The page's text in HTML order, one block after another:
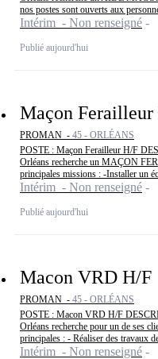
nos postes sont ouverts aux
Intérim - Non renseigné
Publié aujourd'hui
Maçon Ferailleur
PROMAN - 45 - ORLÉANS
POSTE : Maçon Ferailleur H/F
Orléans recherche un MAÇON
principales missions : -Installer un
Intérim - Non renseigné
Publié aujourd'hui
Macon VRD H/F
PROMAN - 45 - ORLÉANS
POSTE : Macon VRD H/F
Orléans recherche pour un de ses
principales : - Réaliser des travaux
Intérim - Non renseigné